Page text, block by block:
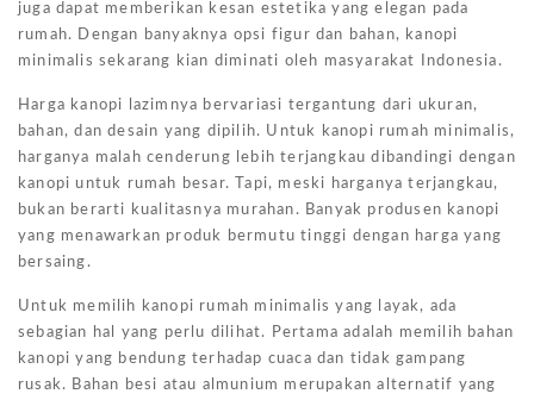
juga dapat memberikan kesan estetika yang elegan pada
rumah. Dengan banyaknya opsi figur dan bahan, kanopi
minimalis sekarang kian diminati oleh masyarakat Indonesia.
Harga kanopi lazimnya bervariasi tergantung dari ukuran,
bahan, dan desain yang dipilih. Untuk kanopi rumah minimalis,
harganya malah cenderung lebih terjangkau dibandingi dengan
kanopi untuk rumah besar. Tapi, meski harganya terjangkau,
bukan berarti kualitasnya murahan. Banyak produsen kanopi
yang menawarkan produk bermutu tinggi dengan harga yang
bersaing.
Untuk memilih kanopi rumah minimalis yang layak, ada
sebagian hal yang perlu dilihat. Pertama adalah memilih bahan
kanopi yang bendung terhadap cuaca dan tidak gampang
rusak. Bahan besi atau almunium merupakan alternatif yang